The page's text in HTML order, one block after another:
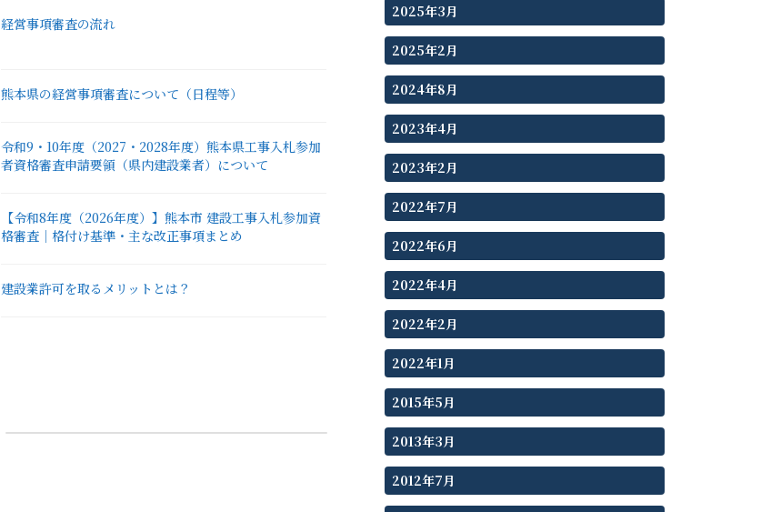
経営事項審査の流れ
熊本県の経営事項審査について（日程等）
令和9・10年度（2027・2028年度）熊本県工事入札参加
者資格審査申請要領（県内建設業者）について
【令和8年度（2026年度）】熊本市 建設工事入札参加資
格審査｜格付け基準・主な改正事項まとめ
建設業許可を取るメリットとは？
経営事項審査が必要な公共工事
2025年3月
2025年2月
2024年8月
2023年4月
2023年2月
2022年7月
2022年6月
2022年4月
2022年2月
2022年1月
2015年5月
2013年3月
2012年7月